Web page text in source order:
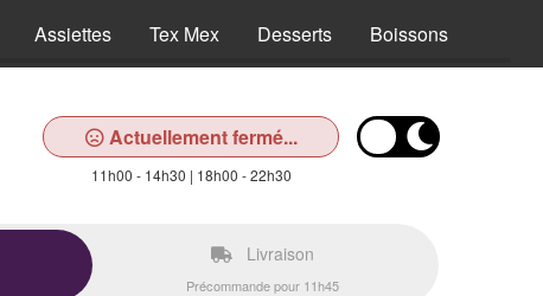
Assiettes Tex Mex Desserts Boissons
Actuellement fermé...
11h00 - 14h30 | 18h00 - 22h30
Livraison
Précommande pour 11h45